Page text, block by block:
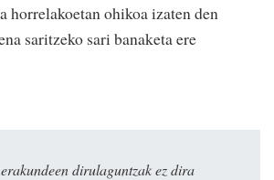
horrelakoetan ohikoa izaten den
saritzeko sari banaketa ere
dirulaguntzak ez dira